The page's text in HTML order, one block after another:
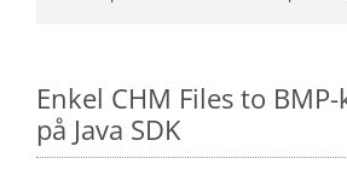
Enkel CHM Files to
på Java SDK